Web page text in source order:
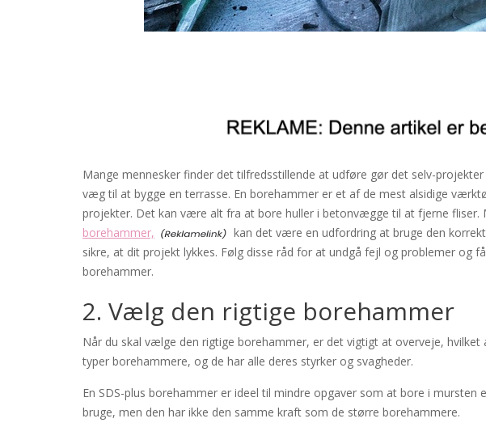
Mange mennesker finder det tilfredsstillende at udføre gør det selv-
væg til at bygge en terrasse. En borehammer er et af de mest alsidige
projekter. Det kan være alt fra at bore huller i betonvægge til at fjerne fliser.
borehammer,
kan det være en udfordring at bruge den
sikre, at dit projekt lykkes. Følg disse råd for at undgå fejl og problemer og
borehammer.
2. Vælg den rigtige borehammer
Når du skal vælge den rigtige borehammer, er det vigtigt at overveje,
typer borehammere, og de har alle deres styrker og svagheder.
En SDS-plus borehammer er ideel til mindre opgaver som at bore i
bruge, men den har ikke den samme kraft som de større borehammere.